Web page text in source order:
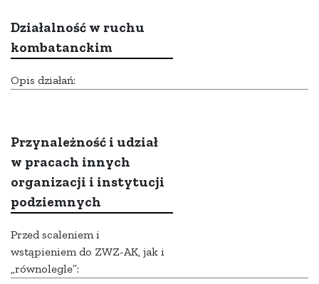
Działalność w ruchu
kombatanckim
Opis działań:
Przynależność i udział
w pracach innych
organizacji i instytucji
podziemnych
Przed scaleniem i
wstąpieniem do ZWZ-AK, jak i
„równolegle”: